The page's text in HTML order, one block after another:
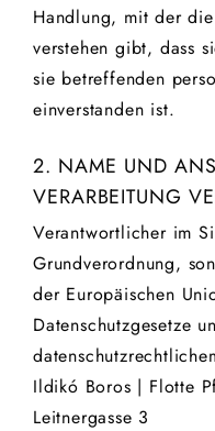
Handlung, mit der
verstehen gibt, dass
sie betreffenden
einverstanden ist.
2. NAME UND
VERARBEITUNG
Verantwortlicher im
Grundverordnung,
der Europäischen
Datenschutzgesetze
Ildikó Boros | Flotte
Leitnergasse 3